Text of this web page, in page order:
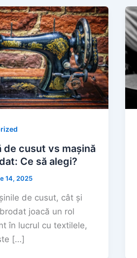
de cusut vs mașină
Ce să alegi?
14, 2025
de cusut, cât și
joacă un rol
în lucrul cu textilele,
[…]